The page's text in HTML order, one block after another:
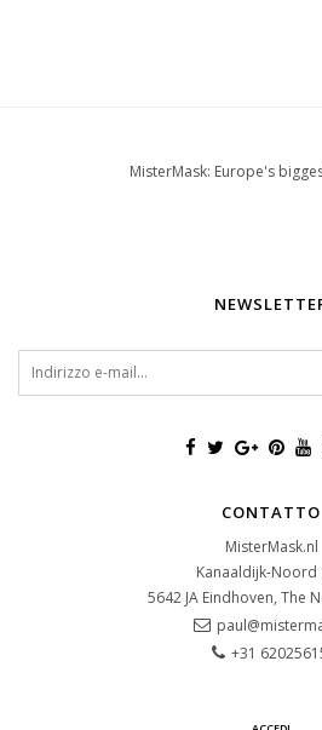
MisterMask: Europe's
CONTATTO
MisterMask.nl
Kanaaldijk-Noord
5642 JA Eindhoven, The
+31